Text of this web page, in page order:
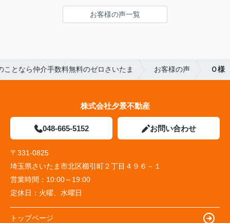
便利。
あまりガツガツせず、今すぐ買いなさい！という雰
囲気が無かったので、こちらも落ち着いて考えるこ
く対応していただき助かりました。この家をこれか
らも大切にしていきます。
フリースペース
・中古ではありますが、前に住んでいた方のご厚意
おかげで自分たちが住んだ時のイメージが良く湧い
て、家具の配置にも役立ちました。
配っていただいて感謝、感謝です。
ありがとうございました。これからのさらなるご健
お客様の声一覧
となら仲介手数料無料のゼロさいたま お客様の声 Ｏ様
株式会社夕景不動産
048-665-5152 お問い合わせ
〒331-0825
埼玉県さいたま市北区櫛引町２丁目４９６－１
営業時間： 10:00～19:00
定休日： 火曜、水曜日
トップページ